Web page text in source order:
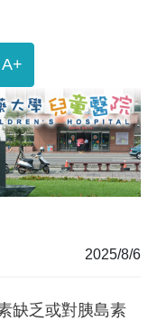
A+
2025/8/6
缺乏或對胰島素